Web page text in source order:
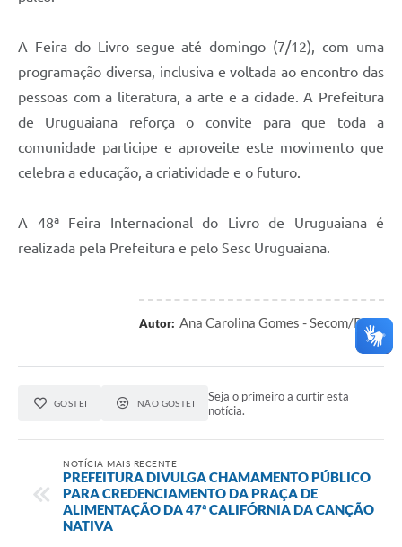
A Feira do Livro segue até domingo (7/12), com uma
programação diversa, inclusiva e voltada ao encontro das
pessoas com a literatura, a arte e a cidade. A Prefeitura
de Uruguaiana reforça o convite para que toda a
comunidade participe e aproveite este movimento que
celebra a educação, a criatividade e o futuro.
A 48ª Feira Internacional do Livro de Uruguaiana é
realizada pela Prefeitura e pelo Sesc Uruguaiana.
Autor: Ana Carolina Gomes - Secom/PMU
GOSTEI NÃO GOSTEI
Seja o primeiro a curtir esta
notícia.
NOTÍCIA MAIS RECENTE
PREFEITURA DIVULGA CHAMAMENTO PÚBLICO
PARA CREDENCIAMENTO DA PRAÇA DE
ALIMENTAÇÃO DA 47ª CALIFÓRNIA DA CANÇÃO
NATIVA